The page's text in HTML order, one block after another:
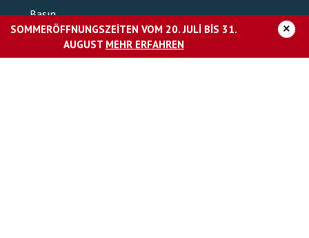
SOMMERÖFFNUNGSZEITEN VOM 20. JULI BIS 31.
AUGUST MEHR ERFAHREN
×
Basın